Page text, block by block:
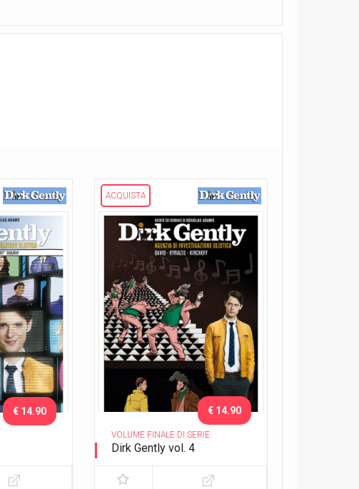
€ 14.90
ACQUISTA
VOLUME FINALE DI SERIE
Dirk Gently vol. 4
€ 14.90